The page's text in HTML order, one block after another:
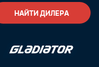
НАЙТИ ДИЛЕРА